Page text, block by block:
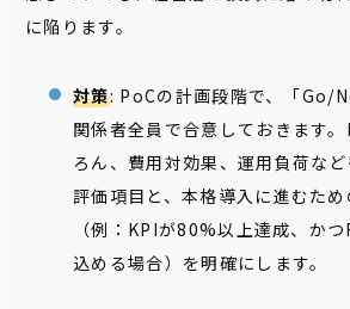
に陥ります。
対策: PoCの計画段階で、「Go/
関係者全員で合意しておきます
ろん、費用対効果、運用負荷な
評価項目と、本格導入に進むた
（例：KPIが80%以上達成、か
込める場合）を明確にします。